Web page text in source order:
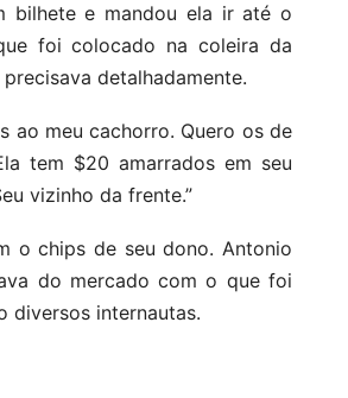
bilhete e mandou ela ir até o
foi colocado na coleira da
detalhadamente.
ao meu cachorro. Quero os de
tem $20 amarrados em seu
vizinho da frente.”
o chips de seu dono. Antonio
do mercado com o que foi
diversos internautas.